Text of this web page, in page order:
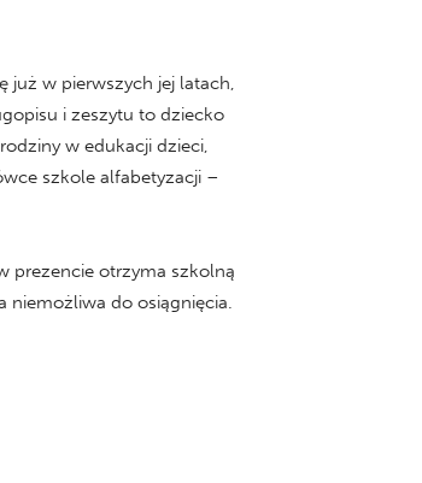
już w pierwszych jej latach,
i zeszytu to dziecko
w edukacji dzieci,
szkole alfabetyzacji –
prezencie otrzyma szkolną
niemożliwa do osiągnięcia.